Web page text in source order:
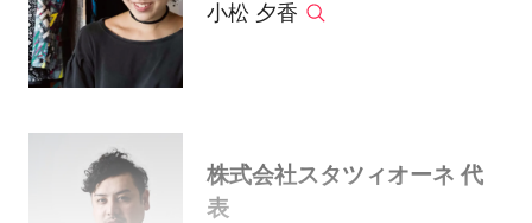
小松 夕香
株式会社スタツィオーネ 代
表